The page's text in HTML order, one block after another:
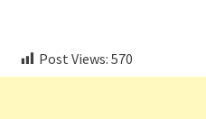
Post Views: 570